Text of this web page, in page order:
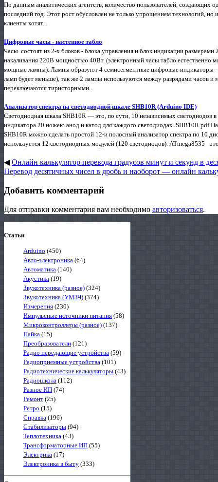
По данным аналитических агентств, количество пользователей, создающих
последний год. Этот рост обусловлен не только упрощением технологий,
клиенты хотят...
Цифровые часы - настенное табло
Часы состоят из 2-х блоков - блока управления и блок индикации
накаливания 220В мощностью 40Вт. (электронный часы табло естественно
мощные лампы). Лампы образуют 4 семисегментные цифровые индикаторы
ламп будет меньше), так же 2 лампы используются между разрядами часов
переключаются тиристорными...
Анализатор спектра на светодиодной шкале SHB10R (Arduino IDE)
Светодиодная шкала SHB10R — это, по сути, 10 независимых
индикатора 20 ножек: анод и катод для каждого светодиодах. SHB10R.pdf
SHB10R можно сделать простой 12-и полосный анализатор спектра по 10
используется 12 светодиодных модулей (120 светодиодов). ATmega8535 -
◀Онлайн калькулятор перевода градусов минут и секунд в
Перевод десятичных чисел в дробь и наоборот — онлайн
Добавить комментарий
Для отправки комментария вам необходимо авторизоваться.
Статьи
Arduino (450)
Авто-электроника (64)
Автоматика (140)
Акустика (19)
Звукотехника (разное) (324)
Звукотехника (УМЗЧ) (374)
Измерения (230)
Импульсные источники питания (58)
Микроконтроллеры (разное) (137)
Пайка (15)
Преобразователи (121)
Радио передающие устройства (59)
Радиоприемные устройства (101)
Радиотехнические калькуляторы (43)
Радиошкола (112)
Разное ИП (74)
Ремонт (25)
Ретро (15)
Справка (196)
Стабилизаторы (94)
Теплотехника (43)
Трансформаторные ИП (55)
Электрика (17)
Электроника в быту (333)